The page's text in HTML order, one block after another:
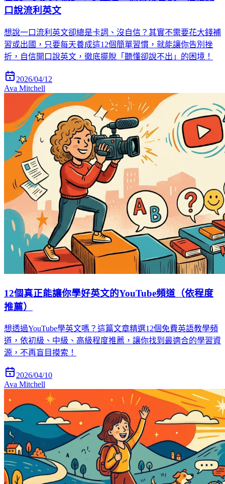
口說流利英文
想說一口流利英文卻總是卡詞、沒自信？其實不需要花大錢補
習或出國，只要每天養成這12個簡單習慣，就能讓你告別挫
折，自信開口說英文，徹底擺脫「聽懂卻說不出」的困境！
2026/04/12
Ava Mitchell
12個真正能讓你學好英文的YouTube頻道（依程度
推薦）
想透過YouTube學英文嗎？這篇文章精選12個免費英語教學頻
道，依初級、中級、高級程度推薦，讓你找到最適合的學習資
源，不再盲目摸索！
2026/04/10
Ava Mitchell